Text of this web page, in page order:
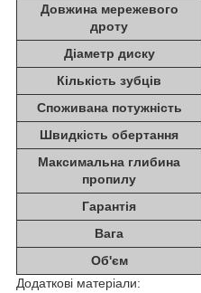
Довжина мережевого
дроту
Діаметр диску
Кількість зубців
Споживана потужність
Швидкість обертання
Максимальна глибина
пропилу
Гарантія
Вага
Об'єм
Додаткові матеріали: